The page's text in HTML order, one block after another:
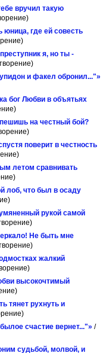
вручил такую
где ей совесть
я, но ты -
и факел обронил..."»
бог Любви в объятьях
на честный бой?
поверит в честность
летом сравнивать
лоб, что был в осаду
рукой самой
Не быть мне
жалкий
высокочтимый
тянет рухнуть и
счастие вернет..."» /
судьбой, молвой, и